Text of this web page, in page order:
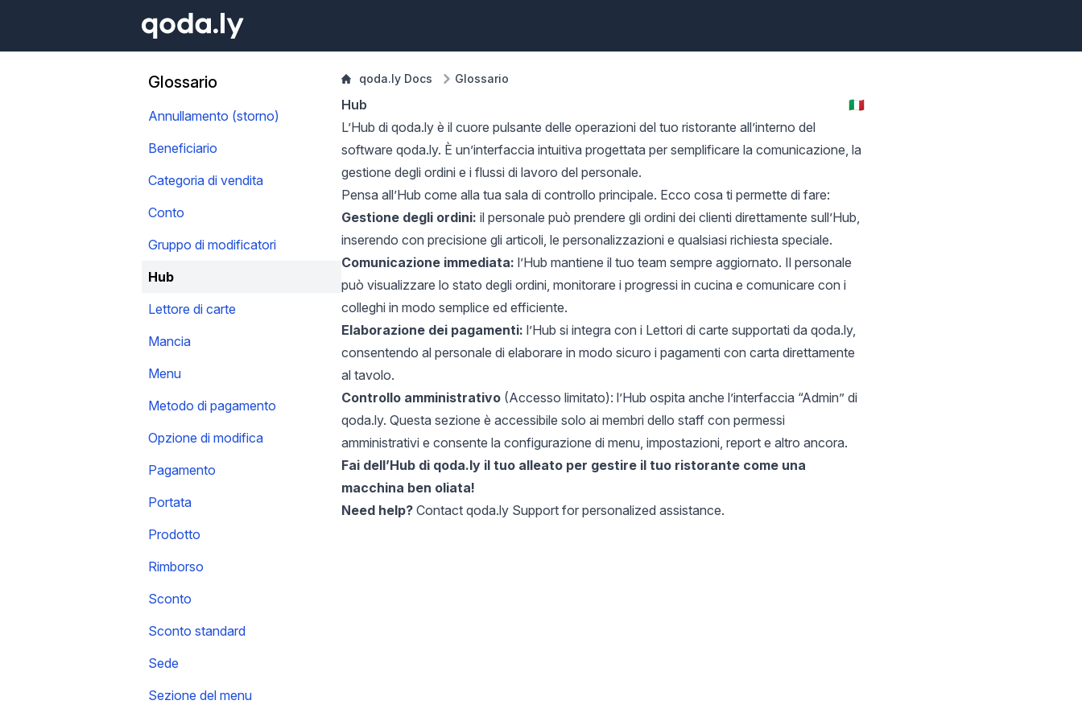
Glossario
Annullamento (storno)
Beneficiario
Categoria di vendita
Conto
Gruppo di modificatori
Hub
Lettore di carte
Mancia
Menu
Metodo di pagamento
Opzione di modifica
Pagamento
Portata
Prodotto
Rimborso
Sconto
Sconto standard
Sede
Sezione del menu
qoda.ly Docs Glossario
Hub
🇮🇹
L’Hub di qoda.ly è il cuore pulsante delle operazioni del tuo ristorante all’interno del
software qoda.ly. È un’interfaccia intuitiva progettata per semplificare la comunicazione, la
gestione degli ordini e i flussi di lavoro del personale.
Pensa all’Hub come alla tua sala di controllo principale. Ecco cosa ti permette di fare:
Gestione degli ordini: il personale può prendere gli ordini dei clienti direttamente sull’Hub,
inserendo con precisione gli articoli, le personalizzazioni e qualsiasi richiesta speciale.
Comunicazione immediata: l’Hub mantiene il tuo team sempre aggiornato. Il personale
può visualizzare lo stato degli ordini, monitorare i progressi in cucina e comunicare con i
colleghi in modo semplice ed efficiente.
Elaborazione dei pagamenti: l’Hub si integra con i Lettori di carte supportati da qoda.ly,
consentendo al personale di elaborare in modo sicuro i pagamenti con carta direttamente
al tavolo.
Controllo amministrativo (Accesso limitato): l’Hub ospita anche l’interfaccia “Admin” di
qoda.ly. Questa sezione è accessibile solo ai membri dello staff con permessi
amministrativi e consente la configurazione di menu, impostazioni, report e altro ancora.
Fai dell’Hub di qoda.ly il tuo alleato per gestire il tuo ristorante come una
macchina ben oliata!
Need help? Contact qoda.ly Support for personalized assistance.